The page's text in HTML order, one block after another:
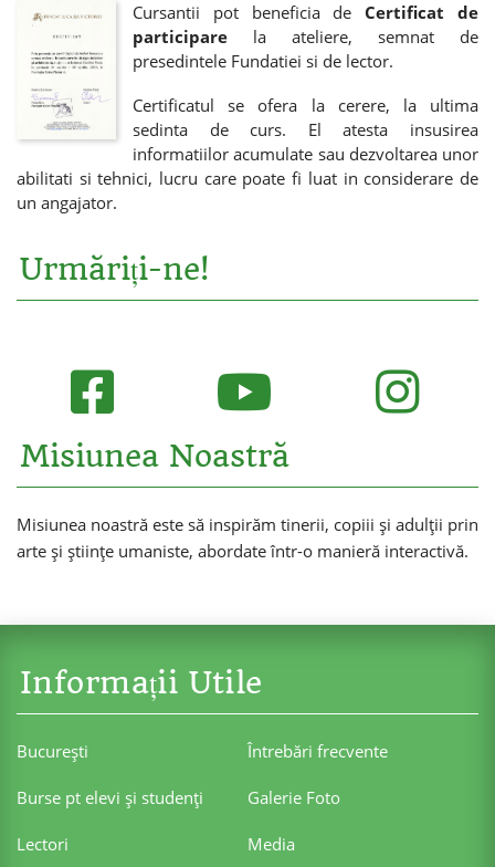
Cursantii pot beneficia de Certificat de
participare la ateliere, semnat de
presedintele Fundatiei si de lector.
Certificatul se ofera la cerere, la ultima
sedinta de curs. El atesta insusirea
informatiilor acumulate sau dezvoltarea unor
abilitati si tehnici, lucru care poate fi luat in considerare de
un angajator.
Urmăriți-ne!
Misiunea Noastră
Misiunea noastră este să inspirăm tinerii, copiii și adulții prin
arte și științe umaniste, abordate într-o manieră interactivă.
Informații Utile
Bucureşti Întrebări frecvente
Burse pt elevi şi studenţi Galerie Foto
Lectori Media